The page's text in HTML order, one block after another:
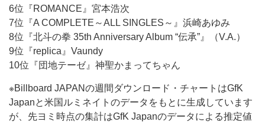
6位『ROMANCE』宮本浩次
7位『A COMPLETE～ALL SINGLES～』浜崎あゆみ
8位『北斗の拳 35th Anniversary Album “伝承”』（V.A.）
9位『replica』Vaundy
10位『団地テーゼ』神聖かまってちゃん
※Billboard JAPANの週間ダウンロード・チャートはGfK
Japanと米国ルミネイトのデータをもとに生成しています
が、先ヨミ時点の集計はGfK Japanのデータによる推定値